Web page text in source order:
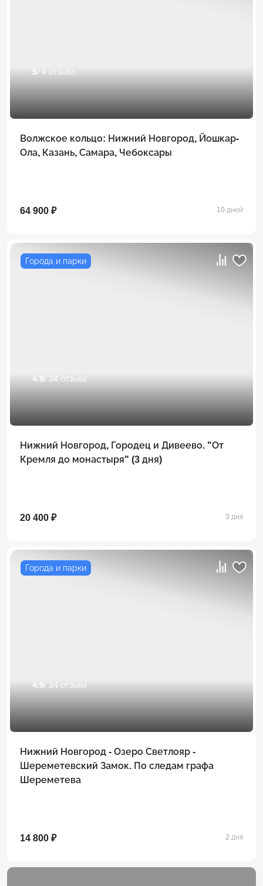
5/ 4 отзыва
Волжское кольцо: Нижний Новгород, Йошкар-
Ола, Казань, Самара, Чебоксары
64 900 ₽ 10 дней
Города и парки
4.9 / 34 отзыва
Нижний Новгород, Городец и Дивеево. "От
Кремля до монастыря" (3 дня)
20 400 ₽ 3 дня
Города и парки
4.9 / 34 отзыва
Нижний Новгород - Озеро Светлояр -
Шереметевский Замок. По следам графа
Шереметева
14 800 ₽ 2 дня